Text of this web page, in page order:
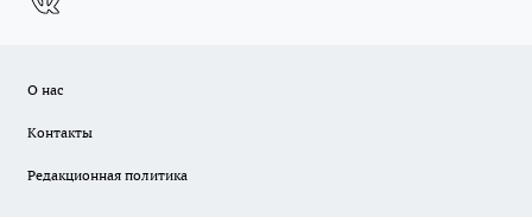
О нас
Контакты
Редакционная политика